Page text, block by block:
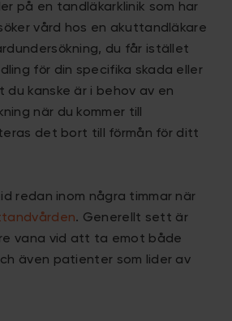
på en tandläkarklinik som har
vård hos en akuttandläkare
du får istället
för din specifika skada eller
du kanske är i behov av en
när du kommer till
det bort till förmån för ditt
redan inom några timmar när
. Generellt sett är
vana vid att ta emot både
även patienter som lider av